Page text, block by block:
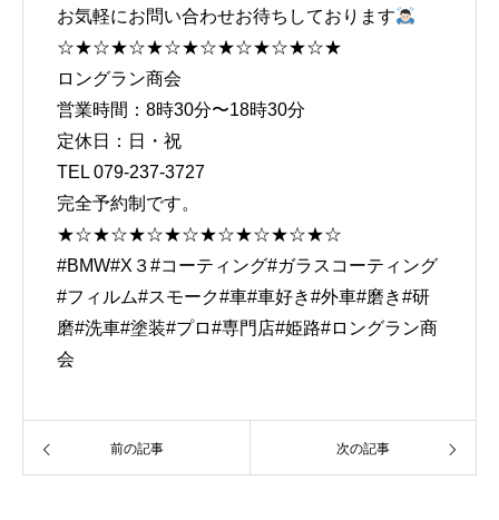
お気軽にお問い合わせお待ちしております
☆★☆★☆★☆★☆★☆★☆★☆★
ロングラン商会
営業時間：8時30分〜18時30分
定休日：日・祝
TEL 079-237-3727
完全予約制です。
★☆★☆★☆★☆★☆★☆★☆★☆
#BMW#X３#コーティング#ガラスコーティング
#フィルム#スモーク#車#車好き#外車#磨き#研
磨#洗車#塗装#プロ#専門店#姫路#ロングラン商
会
前の記事 次の記事